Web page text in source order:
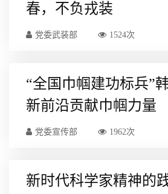
春，不负戎装
党委武装部 1524次
“全国巾帼建功标兵”
新前沿贡献巾帼力量
党委宣传部 1962次
新时代科学家精神